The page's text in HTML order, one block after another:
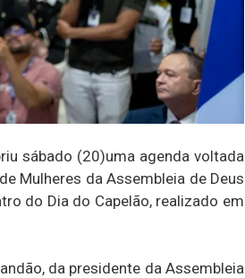
sábado (20)uma agenda voltada
Mulheres da Assembleia de Deus
do Dia do Capelão, realizado em
da presidente da Assembleia